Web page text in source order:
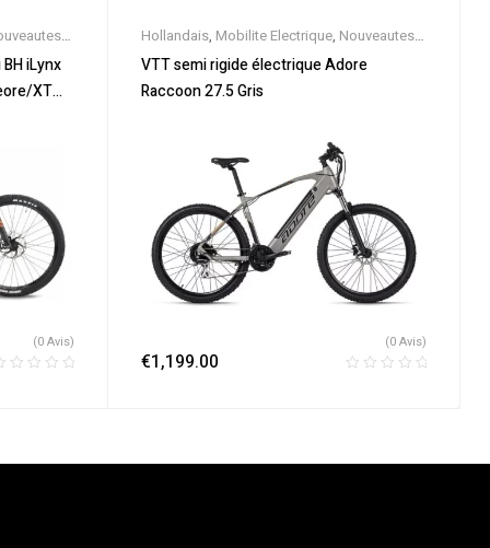
,
,Vélo
VTT
iLynx
XT
(0 Avis)
Hollandais, Mobilite Electrique, Nouveautes,
Promos & Soldes,Semi-Rigides,Vélo
électrique ville, Velos Electriques
VTT semi rigide électrique Adore
Raccoon 27.5 Gris
€1,199.00
(0 Avis)